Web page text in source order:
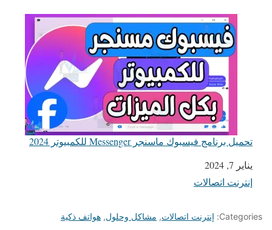
تحميل برنامج فيسبوك ماسنجر Messenger للكمبيوتر 2024
التاريخ
يناير 7, 2024
في ما يتعلق بما يأتي
إنترنت اتصالات
Categories: إنترنت اتصالات, مشاكل وحلول, هواتف ذكية